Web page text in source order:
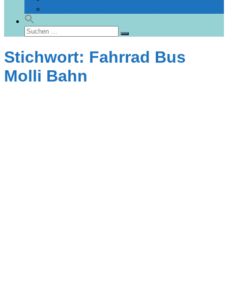
Suchen
nach:
Suchen
Stichwort: Fahrrad Bus
Molli Bahn